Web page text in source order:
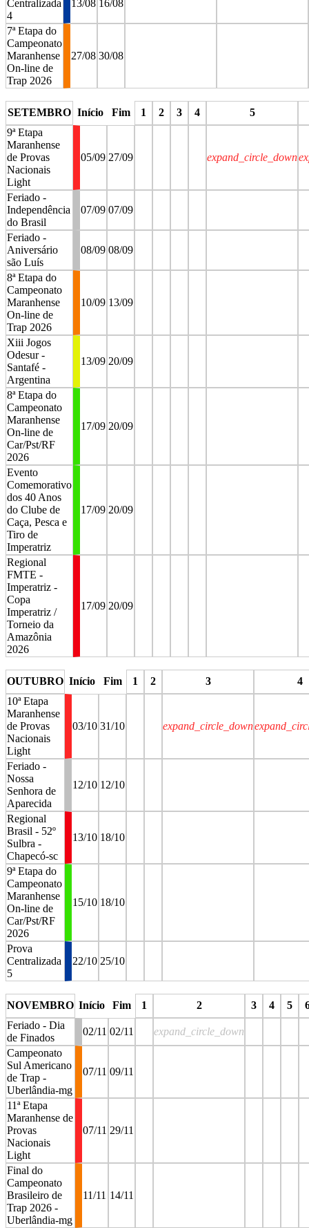
Centralizada
4
13/08 16/08
7ª Etapa do
Campeonato
Maranhense
On-line de
Trap 2026
27/08 30/08
SETEMBRO Início Fim 1 2 3 4
5
9ª Etapa
Maranhense
de Provas
Nacionais
Light
05/09 27/09 expand_circle_down
Feriado -
Independência
do Brasil
07/09 07/09
Feriado -
Aniversário
são Luís
08/09 08/09
8ª Etapa do
Campeonato
Maranhense
On-line de
Trap 2026
10/09 13/09
Xiii Jogos
Odesur -
Santafé -
Argentina
13/09 20/09
8ª Etapa do
Campeonato
Maranhense
On-line de
Car/Pst/RF
2026
17/09 20/09
Evento
Comemorativo
dos 40 Anos
do Clube de
Caça, Pesca e
Tiro de
Imperatriz
17/09 20/09
Regional
FMTE -
Imperatriz -
Copa
Imperatriz /
Torneio da
Amazônia
2026
17/09 20/09
OUTUBRO Início Fim 1 2 3
4
10ª Etapa
Maranhense
de Provas
Nacionais
Light
03/10 31/10 expand_circle_down
Feriado -
Nossa
Senhora de
Aparecida
12/10 12/10
Regional
Brasil - 52º
Sulbra -
Chapecó-sc
13/10 18/10
9ª Etapa do
Campeonato
Maranhense
On-line de
Car/Pst/RF
2026
15/10 18/10
Prova
Centralizada
5
22/10 25/10
NOVEMBRO Início Fim 1 2 3 4 5
Feriado - Dia
de Finados
02/11 02/11
expand_circle_down
Campeonato
Sul Americano
de Trap -
Uberlândia-mg
07/11 09/11
11ª Etapa
Maranhense de
Provas
Nacionais
Light
07/11 29/11
Final do
Campeonato
Brasileiro de
Trap 2026 -
Uberlândia-mg
11/11 14/11